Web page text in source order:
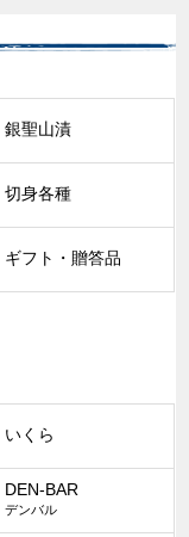
銀聖山漬
切身各種
ギフト・贈答品
いくら
DEN-BAR
デンバル